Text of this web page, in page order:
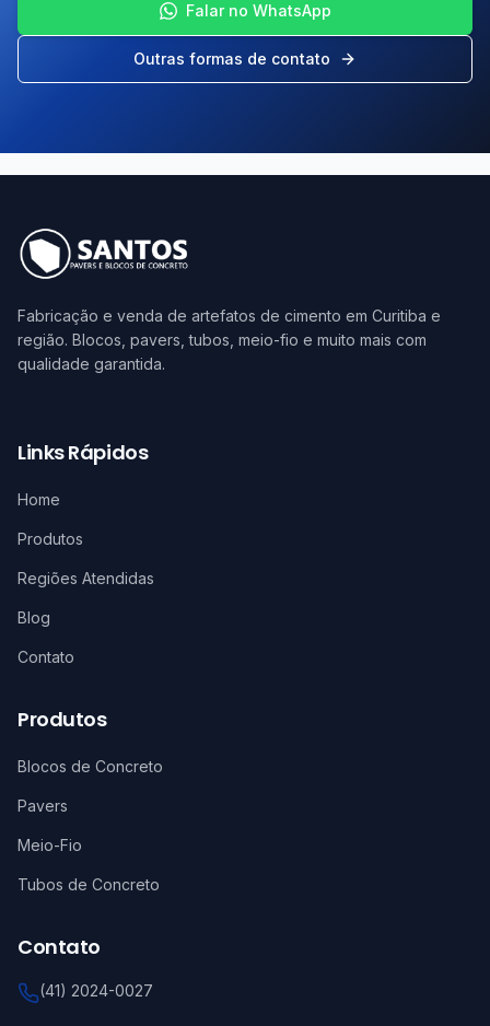
Falar no WhatsApp
Outras formas de contato
Fabricação e venda de artefatos de cimento em Curitiba e
região. Blocos, pavers, tubos, meio-fio e muito mais com
qualidade garantida.
Links Rápidos
Home
Produtos
Regiões Atendidas
Blog
Contato
Produtos
Blocos de Concreto
Pavers
Meio-Fio
Tubos de Concreto
Contato
(41) 2024-0027